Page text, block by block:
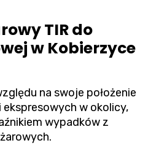
TIR do
w Kobierzyce
na swoje położenie
ekspresowych w okolicy,
wypadków z